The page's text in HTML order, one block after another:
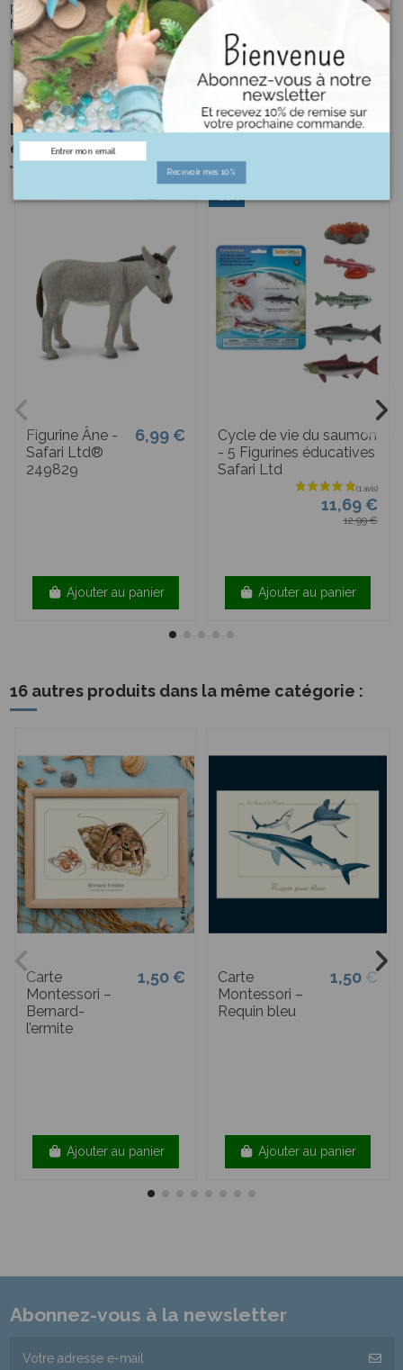
pour offrir à votre enfant un lieu de travail organisé et stimulant.
Nous vous garantissons une livraison rapide et un service
clientèle exceptionnel.
Les clients qui ont acheté ce produit ont
également acheté :
Figurine Âne -
Safari Ltd®
249829
6,99 €
Ajouter au panier
-10%
Cycle de vie du saumon
- 5 Figurines éducatives
Safari Ltd
11,69 €
12,99 €
Ajouter au panier
16 autres produits dans la même catégorie :
Carte
Montessori –
Bernard-
l’ermite
1,50 €
Ajouter au panier
Carte
Montessori –
Requin bleu
1,50 €
Ajouter au panier
Abonnez-vous à la newsletter
Recevoir mes 10%